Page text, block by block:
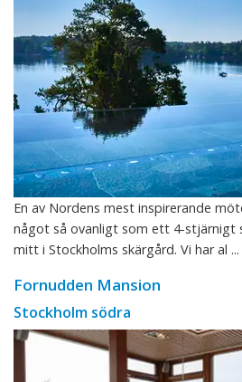
En av Nordens mest inspirerande
något så ovanligt som ett 4-stjärnigt
mitt i Stockholms skärgård. Vi har al ...
Fornudden Mansion
Stockholm södra